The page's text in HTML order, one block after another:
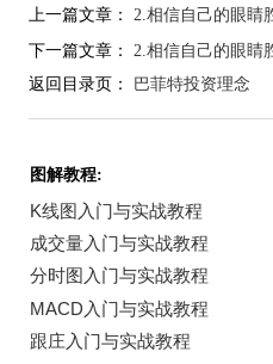
上一篇文章： 2.相信自己的眼睛
下一篇文章： 2.相信自己的眼睛
返回目录页：
巴菲特投资理念
图解教程: